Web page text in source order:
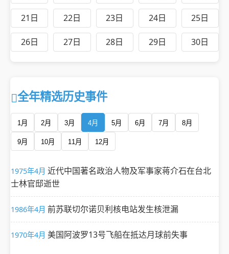
21日 22日 23日 24日 25日
26日 27日 28日 29日 30日
全年精选历史事件
1月 2月 3月 4月 5月 6月 7月 8月
9月 10月 11月 12月
1975年4月 近代中国著名政治人物及军事家蒋介石在台北
士林官邸逝世
1986年4月 前苏联切尔诺贝利核电站发生核泄漏
1970年4月 美国阿波罗13号飞船在抵达月球前失事